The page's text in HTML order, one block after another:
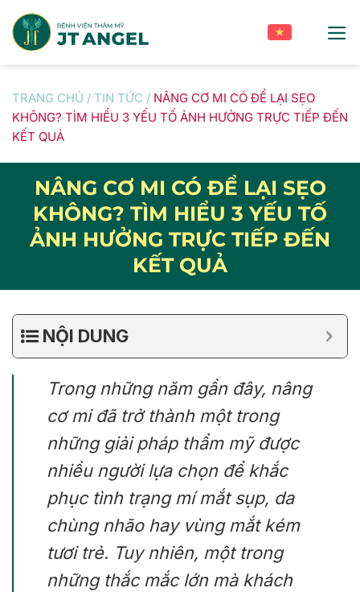
content
TRANG CHỦ / TIN TỨC / NÂNG CƠ MI CÓ ĐỂ LẠI SẸO
KHÔNG? TÌM HIỂU 3 YẾU TỐ ẢNH HƯỞNG TRỰC TIẾP ĐẾN
KẾT QUẢ
NÂNG CƠ MI CÓ ĐỂ LẠI SẸO
KHÔNG? TÌM HIỂU 3 YẾU TỐ
ẢNH HƯỞNG TRỰC TIẾP ĐẾN
KẾT QUẢ
NỘI DUNG
Trong những năm gần đây, nâng
cơ mi đã trở thành một trong
những giải pháp thẩm mỹ được
nhiều người lựa chọn để khắc
phục tình trạng mí mắt sụp, da
chùng nhão hay vùng mắt kém
tươi trẻ. Tuy nhiên, một trong
những thắc mắc lớn mà khách